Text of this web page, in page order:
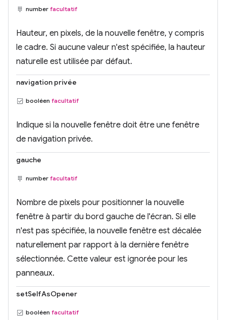
number facultatif
Hauteur, en pixels, de la nouvelle fenêtre, y compris
le cadre. Si aucune valeur n'est spécifiée, la hauteur
naturelle est utilisée par défaut.
navigation privée
booléen facultatif
Indique si la nouvelle fenêtre doit être une fenêtre
de navigation privée.
gauche
number facultatif
Nombre de pixels pour positionner la nouvelle
fenêtre à partir du bord gauche de l'écran. Si elle
n'est pas spécifiée, la nouvelle fenêtre est décalée
naturellement par rapport à la dernière fenêtre
sélectionnée. Cette valeur est ignorée pour les
panneaux.
setSelfAsOpener
booléen facultatif